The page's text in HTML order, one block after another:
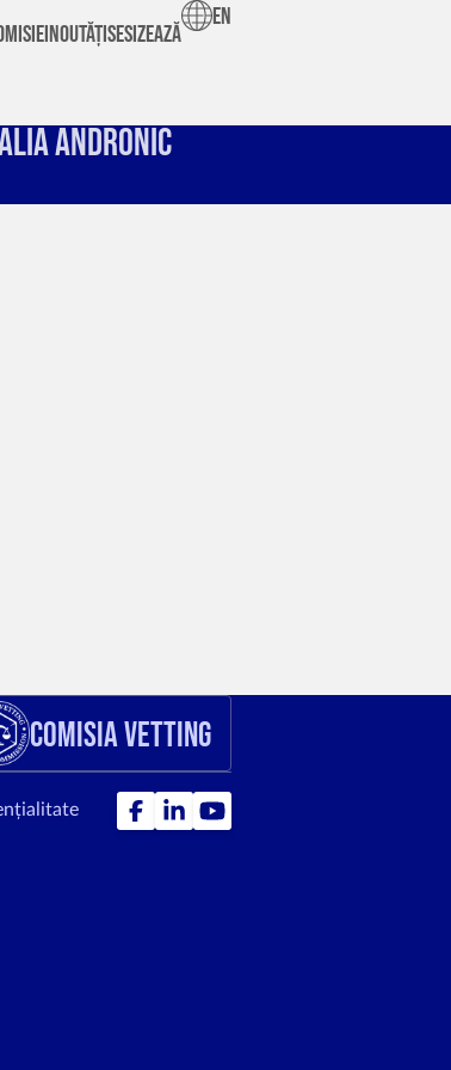
NoutățiSesizează
en
Andronic
Comisia Vetting